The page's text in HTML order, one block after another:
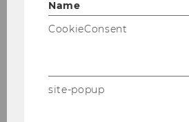
Name
CookieConsent
site-popup